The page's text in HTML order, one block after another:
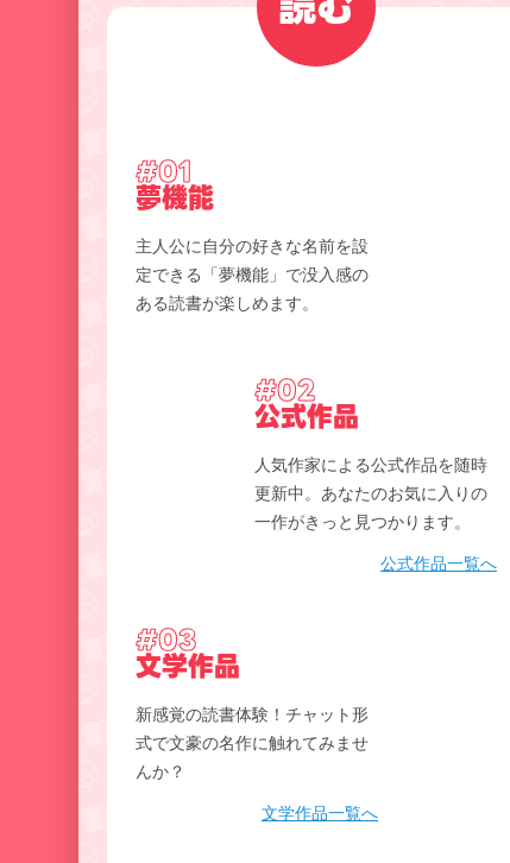
#01
夢機能
主人公に自分の好きな名前を設
定できる「夢機能」で没入感の
ある読書が楽しめます。
#02
公式作品
人気作家による公式作品を随時
更新中。あなたのお気に入りの
一作がきっと見つかります。
公式作品一覧へ
#03
文学作品
新感覚の読書体験！チャット形
式で文豪の名作に触れてみませ
んか？
文学作品一覧へ